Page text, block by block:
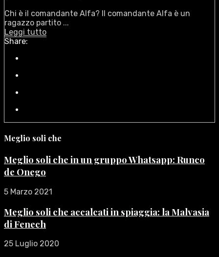
Chi è il comandante Alfa? Il comandante Alfa è un
ragazzo partito ...
Leggi tutto
Share:
Meglio soli che
Meglio soli che in un gruppo Whatsapp: Runco
de Onego
5 Marzo 2021
Meglio soli che accalcati in spiaggia: la Malvasia
di Fenech
25 Luglio 2020